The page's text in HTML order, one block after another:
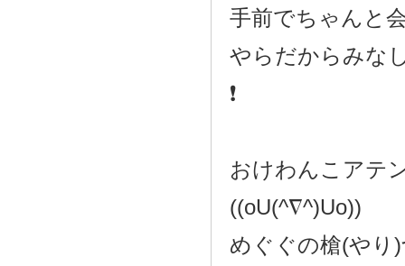
手前でちゃんと
やらだからみな
❗️
おけわんこアテ
((oU(^∇^)Uo))
めぐぐの槍(やり